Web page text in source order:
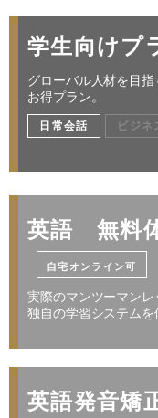
仕事／海外出張
グ 他
レ
受講回数 32
・レベルによって受講コース
・１レッスン50分。
・別途、入学金33,000円（
・受講回数が同じでも、通い
日常英会話／旅
学生向けプ
グローバル人材を目
お得プラン。
日常会話 ビジネ
高校・大学・専
／資格対策
受講回数 32
英語 無料
自宅オンライン可
実際のマンツーマンレ
独自の学習システムを
英語発音矯